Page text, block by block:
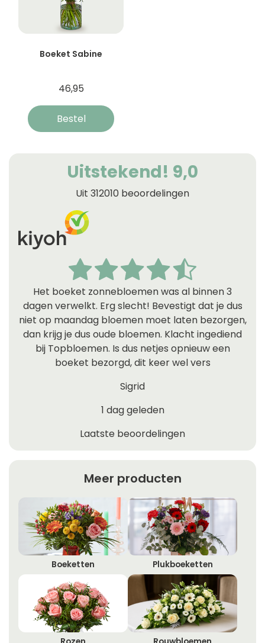
Boeket Sabine
46,95
Bestel
Uitstekend! 9,0
Uit 312010 beoordelingen
Het boeket zonnebloemen was al binnen 3
dagen verwelkt. Erg slecht! Bevestigt dat je dus
niet op maandag bloemen moet laten bezorgen,
dan krijg je dus oude bloemen. Klacht ingediend
bij Topbloemen. Is dus netjes opnieuw een
boeket bezorgd, dit keer wel vers
Sigrid
1 dag geleden
Laatste beoordelingen
Meer producten
Boeketten Plukboeketten